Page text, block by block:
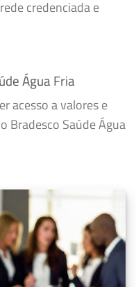
credenciada e
Água Fria
acesso a valores e
Bradesco Saúde Água